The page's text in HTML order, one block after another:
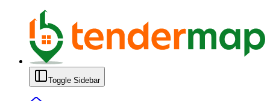
Toggle Sidebar